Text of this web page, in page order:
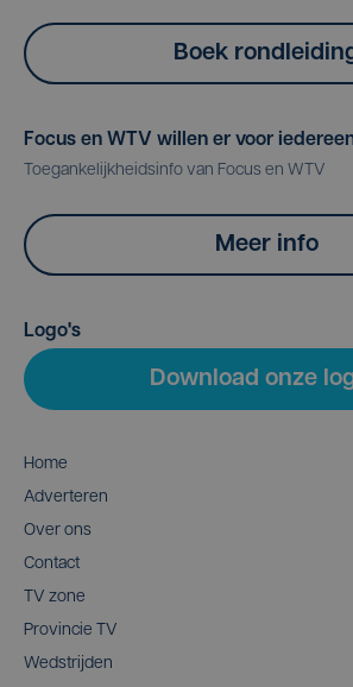
Boek
Focus en WTV willen er voor
Toegankelijkheidsinfo van Focus en WTV
Meer info
Logo's
Download onze
Home
Adverteren
Over ons
Contact
TV zone
Provincie TV
Wedstrijden